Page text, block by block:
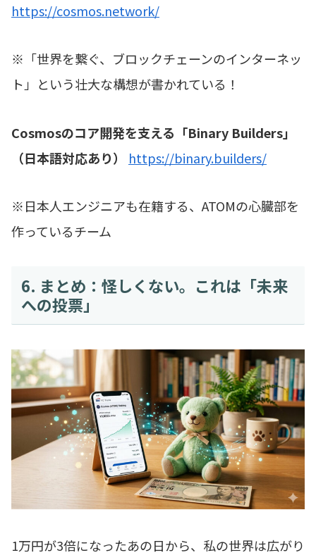
https://cosmos.network/
※「世界を繋ぐ、ブロックチェーンのインターネッ
ト」という壮大な構想が書かれている！
Cosmosのコア開発を支える「Binary Builders」
（日本語対応あり）
https://binary.builders/
※日本人エンジニアも在籍する、ATOMの心臓部を
作っているチーム
6. まとめ：怪しくない。これは「未来
への投票」
1万円が3倍になったあの日から、私の世界は広がり